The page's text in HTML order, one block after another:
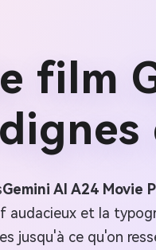
film
Gemini AI A24 Movie
et la
jusqu'à ce qu'on